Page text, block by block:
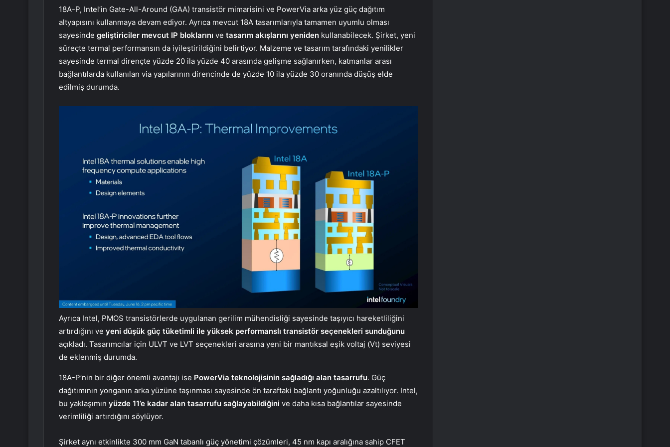
18A-P, Intel’in Gate-All-Around (GAA) transistör mimarisini ve PowerVia arka yüz güç dağıtım
altyapısını kullanmaya devam ediyor. Ayrıca mevcut 18A tasarımlarıyla tamamen uyumlu olması
sayesinde geliştiriciler mevcut IP bloklarını ve tasarım akışlarını yeniden kullanabilecek. Şirket, yeni
süreçte termal performansın da iyileştirildiğini belirtiyor. Malzeme ve tasarım tarafındaki yenilikler
sayesinde termal dirençte yüzde 20 ila yüzde 40 arasında gelişme sağlanırken, katmanlar arası
bağlantılarda kullanılan via yapılarının direncinde de yüzde 10 ila yüzde 30 oranında düşüş elde
edilmiş durumda.
Ayrıca Intel, PMOS transistörlerde uygulanan gerilim mühendisliği sayesinde taşıyıcı hareketliliğini
artırdığını ve yeni düşük güç tüketimli ile yüksek performanslı transistör seçenekleri sunduğunu
açıkladı. Tasarımcılar için ULVT ve LVT seçenekleri arasına yeni bir mantıksal eşik voltaj (Vt) seviyesi
de eklenmiş durumda.
18A-P’nin bir diğer önemli avantajı ise PowerVia teknolojisinin sağladığı alan tasarrufu. Güç
dağıtımının yonganın arka yüzüne taşınması sayesinde ön taraftaki bağlantı yoğunluğu azaltılıyor. Intel,
bu yaklaşımın yüzde 11’e kadar alan tasarrufu sağlayabildiğini ve daha kısa bağlantılar sayesinde
verimliliği artırdığını söylüyor.
Şirket aynı etkinlikte 300 mm GaN tabanlı güç yönetimi çözümleri, 45 nm kapı aralığına sahip CFET